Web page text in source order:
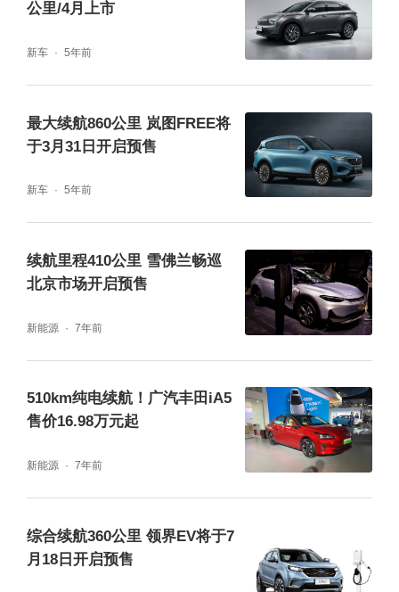
基于e-TNGA架构打造的广汽丰田bZ4X，通过
低重心、高刚性车身设计实现更卓越的驾控表
现。面向中国市场正在积极探讨导入OMG（O
向操作，极大减轻驾驶者在弯道行驶、掉头、
与此同时，新车还具备X-MODE四驱越野辅助
公里/4月上市
新车 5年前
最大续航860公里 岚图FREE将
于3月31日开启预售
新车 5年前
续航里程410公里 雪佛兰畅巡
北京市场开启预售
新能源 7年前
510km纯电续航！广汽丰田iA5
售价16.98万元起
新能源 7年前
综合续航360公里 领界EV将于7
月18日开启预售